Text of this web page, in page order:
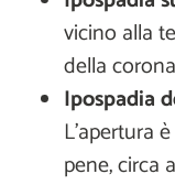
vicino alla
della
Ipospadia
L’apertura
pene, circa